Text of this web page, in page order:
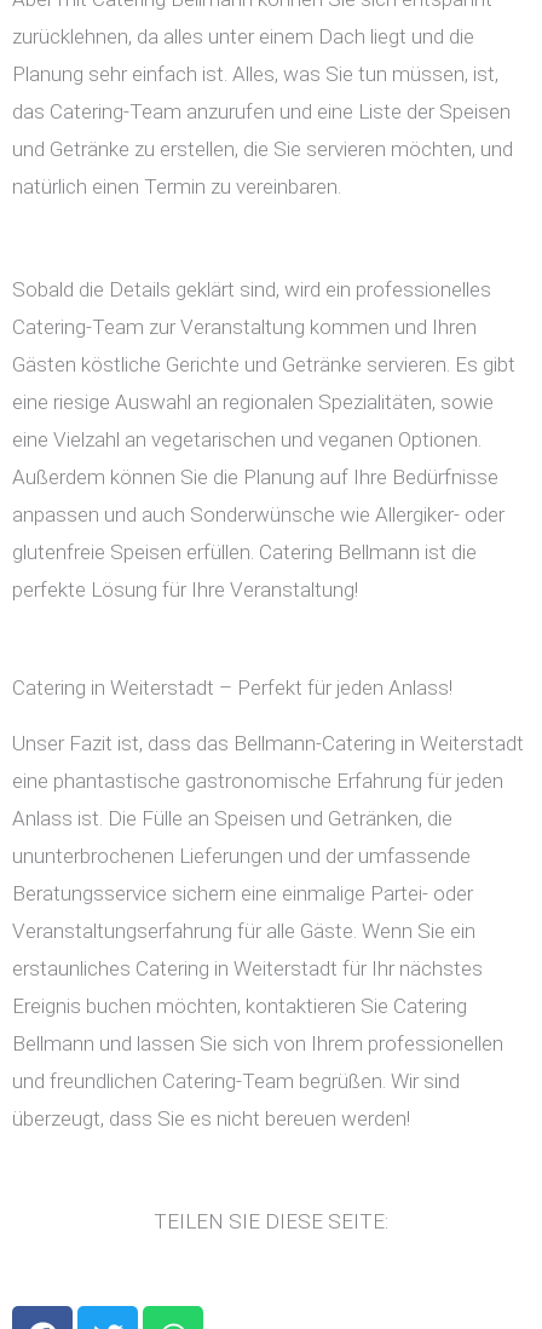
zurücklehnen, da alles unter einem Dach liegt und die
Planung sehr einfach ist. Alles, was Sie tun müssen, ist,
das Catering-Team anzurufen und eine Liste der Speisen
und Getränke zu erstellen, die Sie servieren möchten, und
natürlich einen Termin zu vereinbaren.
Sobald die Details geklärt sind, wird ein professionelles
Catering-Team zur Veranstaltung kommen und Ihren
Gästen köstliche Gerichte und Getränke servieren. Es gibt
eine riesige Auswahl an regionalen Spezialitäten, sowie
eine Vielzahl an vegetarischen und veganen Optionen.
Außerdem können Sie die Planung auf Ihre Bedürfnisse
anpassen und auch Sonderwünsche wie Allergiker- oder
glutenfreie Speisen erfüllen. Catering Bellmann ist die
perfekte Lösung für Ihre Veranstaltung!
Catering in Weiterstadt – Perfekt für jeden Anlass!
Unser Fazit ist, dass das Bellmann-Catering in Weiterstadt
eine phantastische gastronomische Erfahrung für jeden
Anlass ist. Die Fülle an Speisen und Getränken, die
ununterbrochenen Lieferungen und der umfassende
Beratungsservice sichern eine einmalige Partei- oder
Veranstaltungserfahrung für alle Gäste. Wenn Sie ein
erstaunliches Catering in Weiterstadt für Ihr nächstes
Ereignis buchen möchten, kontaktieren Sie Catering
Bellmann und lassen Sie sich von Ihrem professionellen
und freundlichen Catering-Team begrüßen. Wir sind
überzeugt, dass Sie es nicht bereuen werden!
TEILEN SIE DIESE SEITE:
F
T
W